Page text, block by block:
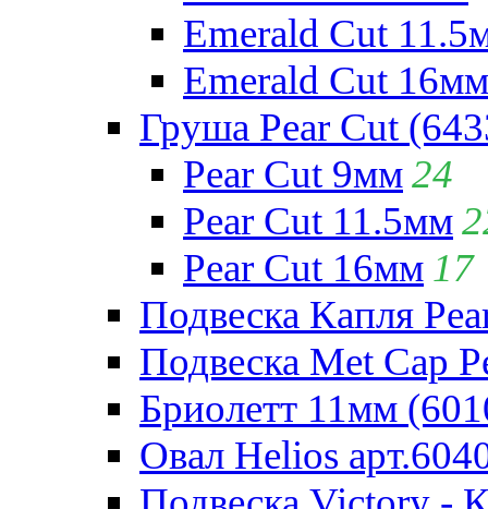
Emerald Cut
Emerald Cut 16мм
Груша Pear Cut
Pear Cut 9мм24
Pear Cut 11.5мм
Pear Cut 16мм 17
Подвеска Капля
Подвеска Met Cap
Бриолетт 11мм
Овал Helios